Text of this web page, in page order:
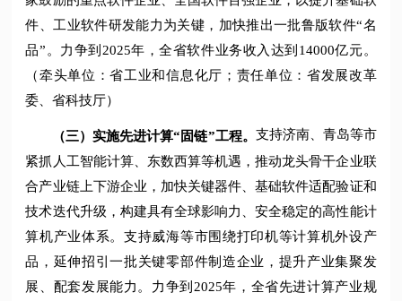
件、工业软件研发能力为关键，加快推出一批鲁版软件“名
品”。力争到2025年，全省软件业务收入达到14000亿元。
（牵头单位：省工业和信息化厅；责任单位：省发展改革
委、省科技厅）
（三）实施先进计算“固链”工程。 支持济南、青岛等市
紧抓人工智能计算、东数西算等机遇，推动龙头骨干企业联
合产业链上下游企业，加快关键器件、基础软件适配验证和
技术迭代升级，构建具有全球影响力、安全稳定的高性能计
算机产业体系。支持威海等市围绕打印机等计算机外设产
品，延伸招引一批关键零部件制造企业，提升产业集聚发
展、配套发展能力。力争到2025年，全省先进计算产业规